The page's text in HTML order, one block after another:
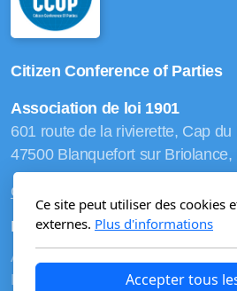
Citizen Conference of Parties
Association de loi 1901
601 route de la rivierette, Cap du
47500 Blanquefort sur
Contact@ccop.world
Menu principal
Accueil
Mission
Ce site peut utiliser des cookies
externes. Plus d'informations
Accepter tous